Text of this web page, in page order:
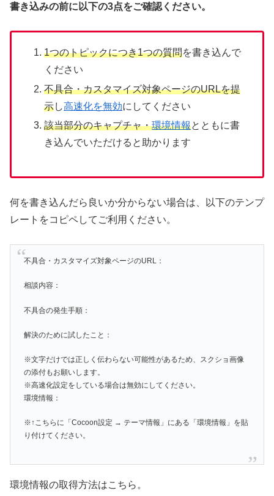
書き込みの前に以下の3点をご確認ください。
1つのトピックにつき1つの質問を書き込んで
ください
不具合・カスタマイズ対象ページのURLを提
示し高速化を無効にしてください
該当部分のキャプチャ・環境情報とともに書
き込んでいただけると助かります
何を書き込んだら良いか分からない場合は、以下のテンプ
レートをコピペしてご利用ください。
不具合・カスタマイズ対象ページのURL：
相談内容：
不具合の発生手順：
解決のために試したこと：
※文字だけでは正しく伝わらない可能性があるため、スクショ画像
の添付もお願いします。
※高速化設定をしている場合は無効にしてください。
環境情報：
※↑こちらに「Cocoon設定 → テーマ情報」にある「環境情報」を貼
り付けてください。
環境情報の取得方法はこちら。